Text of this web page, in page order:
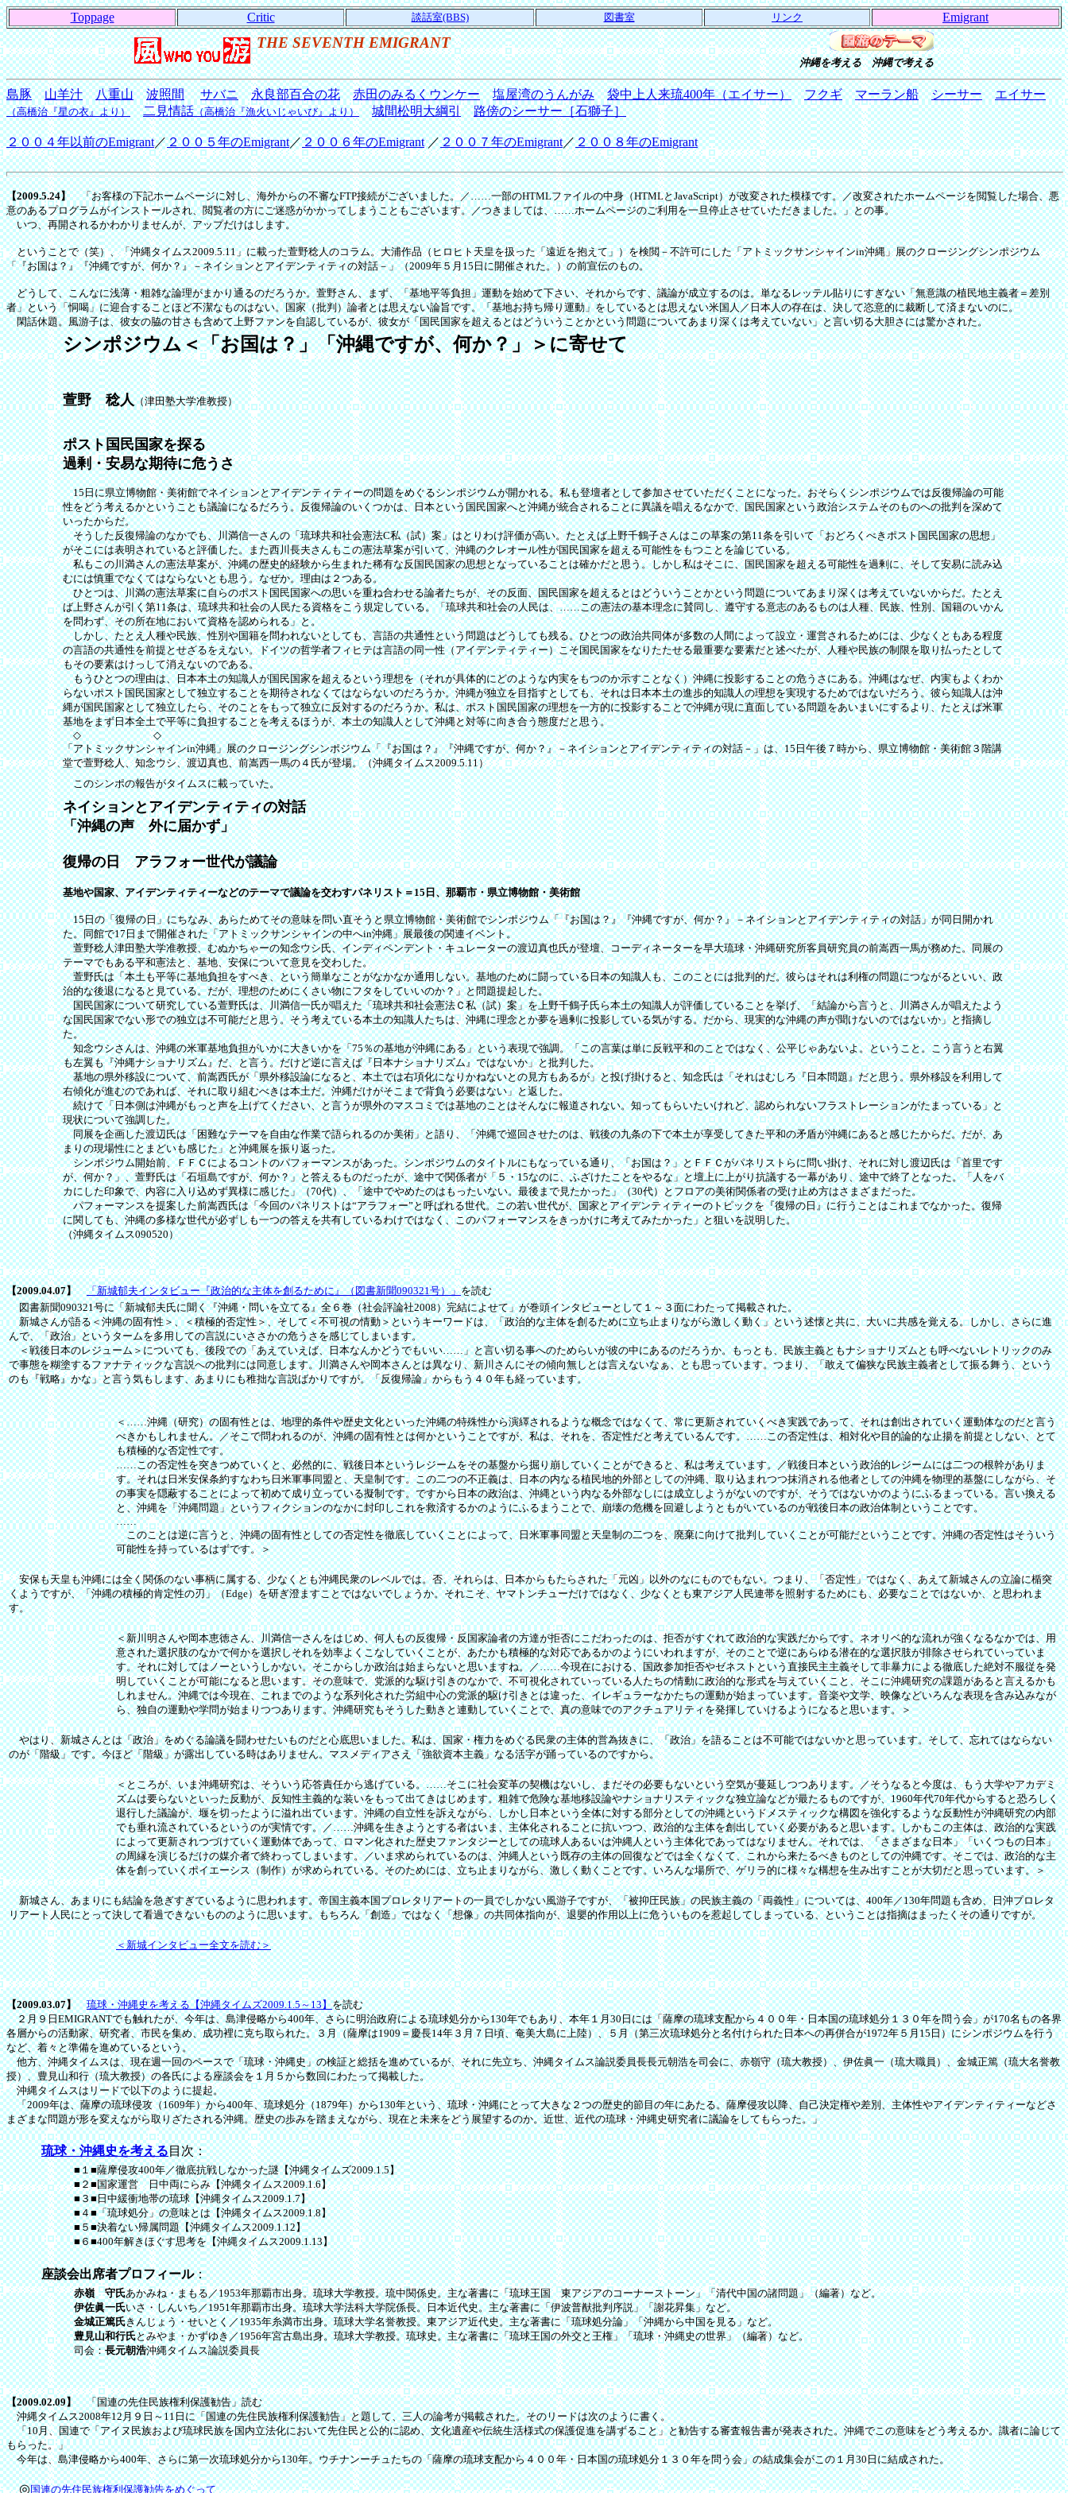
Toppage Critic 談話室(BBS) 図書室 リンク Emigrant
THE SEVENTH EMIGRANT
沖縄を考える 沖縄で考える
島豚 山羊汁 八重山 波照間 サバニ 永良部百合の花 赤田のみるくウンケー 塩屋湾のうんがみ 袋中上人来琉400年（エイサー） フクギ マーラン船 シーサー エイサー
（高橋治『星の衣』より） 二見情話（高橋治『漁火いじゃいび』より） 城間松明大綱引 路傍のシーサー［石獅子］
２００４年以前のEmigrant／２００５年のEmigrant／２００６年のEmigrant／２００７年のEmigrant／２００８年のEmigrant
【2009.5.24】「お客様の下記ホームページに対し、海外からの不審なFTP接続がございました。／……一部のHTMLファイルの中身（HTMLとJavaScript）が改変された模様です。／改変されたホームページを閲覧した場合、悪
意のあるプログラムがインストールされ、閲覧者の方にご迷惑がかかってしまうこともございます。／つきましては、……ホームページのご利用を一旦停止させていただきました。」との事。
いつ、再開されるかわかりませんが、アップだけはします。
ということで（笑）、「沖縄タイムス2009.5.11」に載った萱野稔人のコラム。大浦作品（ヒロヒト天皇を扱った「遠近を抱えて」）を検閲－不許可にした「アトミックサンシャインin沖縄」展のクロージングシンポジウム
「『お国は？』『沖縄ですが、何か？』－ネイションとアイデンティティの対話－」（2009年５月15日に開催された。）の前宣伝のもの。
どうして、こんなに浅薄・粗雑な論理がまかり通るのだろうか。萱野さん、まず、「基地平等負担」運動を始めて下さい、それからです、議論が成立するのは。単なるレッテル貼りにすぎない「無意識の植民地主義者＝差別
者」という「恫喝」に迎合することほど不潔なものはない。国家（批判）論者とは思えない論旨です。「基地お持ち帰り運動」をしているとは思えない米国人／日本人の存在は、決して恣意的に裁断して済まないのに。
閑話休題。風游子は、彼女の脇の甘さも含めて上野ファンを自認しているが、彼女が「国民国家を超えるとはどういうことかという問題についてあまり深くは考えていない」と言い切る大胆さには驚かされた。
シンポジウム＜「お国は？」「沖縄ですが、何か？」＞に寄せて
萱野 稔人（津田塾大学准教授）
ポスト国民国家を探る
過剰・安易な期待に危うさ
15日に県立博物館・美術館でネイションとアイデンティティーの問題をめぐるシンポジウムが開かれる。私も登壇者として参加させていただくことになった。おそらくシンポジウムでは反復帰論の可能
性をどう考えるかということも議論になるだろう。反復帰論のいくつかは、日本という国民国家へと沖縄が統合されることに異議を唱えるなかで、国民国家という政治システムそのものへの批判を深めて
いったからだ。
そうした反復帰論のなかでも、川満信一さんの「琉球共和社会憲法C私（試）案」はとりわけ評価が高い。たとえば上野千鶴子さんはこの草案の第11条を引いて「おどろくべきポスト国民国家の思想」
がそこには表明されていると評価した。また西川長夫さんもこの憲法草案が引いて、沖縄のクレオール性が国民国家を超える可能性をもつことを論じている。
私もこの川満さんの憲法草案が、沖縄の歴史的経験から生まれた稀有な反国民国家の思想となっていることは確かだと思う。しかし私はそこに、国民国家を超える可能性を過剰に、そして安易に読み込
むには慎重でなくてはならないとも思う。なぜか。理由は２つある。
ひとつは、川満の憲法草案に自らのポスト国民国家への思いを重ね合わせる論者たちが、その反面、国民国家を超えるとはどういうことかという問題についてあまり深くは考えていないからだ。たとえ
ば上野さんが引く第11条は、琉球共和社会の人民たる資格をこう規定している。「琉球共和社会の人民は、……この憲法の基本理念に賛同し、遵守する意志のあるものは人種、民族、性別、国籍のいかん
を問わず、その所在地において資格を認められる」と。
しかし、たとえ人種や民族、性別や国籍を問われないとしても、言語の共通性という問題はどうしても残る。ひとつの政治共同体が多数の人間によって設立・運営されるためには、少なくともある程度
の言語の共通性を前提とせざるをえない。ドイツの哲学者フィヒテは言語の同一性（アイデンティティー）こそ国民国家をなりたたせる最重要な要素だと述べたが、人種や民族の制限を取り払ったとして
もその要素はけっして消えないのである。
もうひとつの理由は、日本本土の知識人が国民国家を超えるという理想を（それが具体的にどのような内実をもつのか示すことなく）沖縄に投影することの危うさにある。沖縄はなぜ、内実もよくわか
らないポスト国民国家として独立することを期待されなくてはならないのだろうか。沖縄が独立を目指すとしても、それは日本本土の進歩的知識人の理想を実現するためではないだろう。彼ら知識人は沖
縄が国民国家として独立したら、そのことをもって独立に反対するのだろうか。私は、ポスト国民国家の理想を一方的に投影することで沖縄が現に直面している問題をあいまいにするより、たとえば米軍
基地をまず日本全土で平等に負担することを考えるほうが、本土の知識人として沖縄と対等に向き合う態度だと思う。
◇ ◇
「アトミックサンシャインin沖縄」展のクロージングシンポジウム「『お国は？』『沖縄ですが、何か？』－ネイションとアイデンティティの対話－」は、15日午後７時から、県立博物館・美術館３階講
堂で萱野稔人、知念ウシ、渡辺真也、前嵩西一馬の４氏が登場。（沖縄タイムス2009.5.11）
このシンポの報告がタイムスに載っていた。
ネイションとアイデンティティの対話
「沖縄の声 外に届かず」
復帰の日 アラフォー世代が議論
基地や国家、アイデンティティーなどのテーマで議論を交わすパネリスト＝15日、那覇市・県立博物館・美術館
15日の「復帰の日」にちなみ、あらためてその意味を問い直そうと県立博物館・美術館でシンポジウム「『お国は？』『沖縄ですが、何か？』－ネイションとアイデンティティの対話」が同日開かれ
た。同館で17日まで開催された「アトミックサンシャインの中へin沖縄」展最後の関連イベント。
萱野稔人津田塾大学准教授、むぬかちゃーの知念ウシ氏、インディペンデント・キュレーターの渡辺真也氏が登壇、コーディネーターを早大琉球・沖縄研究所客員研究員の前嵩西一馬が務めた。同展の
テーマでもある平和憲法と、基地、安保について意見を交わした。
萱野氏は「本土も平等に基地負担をすべき、という簡単なことがなかなか通用しない。基地のために闘っている日本の知識人も、このことには批判的だ。彼らはそれは利権の問題につながるといい、政
治的な後退になると見ている。だが、理想のためにくさい物にフタをしていいのか？」と問題提起した。
国民国家について研究している萱野氏は、川満信一氏が唱えた「琉球共和社会憲法Ｃ私（試）案」を上野千鶴子氏ら本土の知識人が評価していることを挙げ、「結論から言うと、川満さんが唱えたよう
な国民国家でない形での独立は不可能だと思う。そう考えている本土の知識人たちは、沖縄に理念とか夢を過剰に投影している気がする。だから、現実的な沖縄の声が聞けないのではないか」と指摘し
た。
知念ウシさんは、沖縄の米軍基地負担がいかに大きいかを「75％の基地が沖縄にある」という表現で強調。「この言葉は単に反戦平和のことではなく、公平じゃあないよ。ということ。こう言うと右翼
も左翼も『沖縄ナショナリズム』だ、と言う。だけど逆に言えば『日本ナショナリズム』ではないか」と批判した。
基地の県外移設について、前嵩西氏が「県外移設論になると、本土では右項化になりかねないとの見方もあるが」と投げ掛けると、知念氏は「それはむしろ『日本問題』だと思う。県外移設を利用して
右傾化が進むのであれば、それに取り組むべきは本土だ。沖縄だけがそこまで背負う必要はない」と返した。
続けて「日本側は沖縄がもっと声を上げてください、と言うが県外のマスコミでは基地のことはそんなに報道されない。知ってもらいたいけれど、認められないフラストレーションがたまっている」と
現状について強調した。
同展を企画した渡辺氏は「困難なテーマを自由な作業で語られるのか美術」と語り、「沖縄で巡回させたのは、戦後の九条の下で本土が享受してきた平和の矛盾が沖縄にあると感じたからだ。だが、あ
まりの現場性にとまどいも感じた」と沖縄展を振り返った。
シンポジウム開始前、ＦＦＣによるコントのパフォーマンスがあった。シンポジウムのタイトルにもなっている通り、「お国は？」とＦＦＣがパネリストらに問い掛け、それに対し渡辺氏は「首里です
が、何か？」、萱野氏は「石垣島ですが、何か？」と答えるものだったが、途中で関係者が「５・15なのに、ふざけたことをやるな」と壇上に上がり抗議する一幕があり、途中で終了となった。「人をバ
カにした印象で、内容に入り込めず異様に感じた」（70代）、「途中でやめたのはもったいない。最後まで見たかった」（30代）とフロアの美術関係者の受け止め方はさまざまだった。
パフォーマンスを提案した前嵩西氏は「今回のパネリストは“アラフォー”と呼ばれる世代。この若い世代が、国家とアイデンティティーのトピックを『復帰の日』に行うことはこれまでなかった。復帰
に関しても、沖縄の多様な世代が必ずしも一つの答えを共有しているわけではなく、このパフォーマンスをきっかけに考えてみたかった」と狙いを説明した。
（沖縄タイムス090520）
【2009.04.07】 「新城郁夫インタビュー『政治的な主体を創るために』（図書新聞090321号）」を読む
図書新聞090321号に「新城郁夫氏に聞く『沖縄・問いを立てる』全６巻（社会評論社2008）完結によせて」が巻頭インタビューとして１～３面にわたって掲載された。
新城さんが語る＜沖縄の固有性＞、＜積極的否定性＞、そして＜不可視の情動＞というキーワードは、「政治的な主体を創るために立ち止まりながら激しく動く」という述懐と共に、大いに共感を覚える。しかし、さらに進
んで、「政治」というタームを多用しての言説にいささかの危うさを感じてしまいます。
＜戦後日本のレジューム＞についても、後段での「あえていえば、日本なんかどうでもいい……」と言い切る事へのためらいが彼の中にあるのだろうか。もっとも、民族主義ともナショナリズムとも呼べないレトリックのみ
で事態を糊塗するファナティックな言説への批判には同意します。川満さんや岡本さんとは異なり、新川さんにその傾向無しとは言えないなぁ、とも思っています。つまり、「敢えて偏狭な民族主義者として振る舞う、という
のも『戦略』かな」と言う気もします、あまりにも稚拙な言説ばかりですが。「反復帰論」からもう４０年も経っています。
＜……沖縄（研究）の固有性とは、地理的条件や歴史文化といった沖縄の特殊性から演繹されるような概念ではなくて、常に更新されていくべき実践であって、それは創出されていく運動体なのだと言う
べきかもしれません。／そこで問われるのが、沖縄の固有性とは何かということですが、私は、それを、否定性だと考えているんです。……この否定性は、相対化や目的論的な止揚を前提としない、とて
も積極的な否定性です。
……この否定性を突きつめていくと、必然的に、戦後日本というレジームをその基盤から掘り崩していくことができると、私は考えています。／戦後日本という政治的レジームには二つの根幹がありま
す。それは日米安保条約すなわち日米軍事同盟と、天皇制です。この二つの不正義は、日本の内なる植民地的外部としての沖縄、取り込まれつつ抹消される他者としての沖縄を物理的基盤にしながら、そ
の事実を隠蔽することによって初めて成り立っている擬制です。ですから日本の政治は、沖縄という内なる外部なしには成立しようがないのですが、そうではないかのようにふるまっている。言い換える
と、沖縄を「沖縄問題」というフィクションのなかに封印しこれを救済するかのようにふるまうことで、崩壊の危機を回避しようともがいているのが戦後日本の政治体制ということです。
……
このことは逆に言うと、沖縄の固有性としての否定性を徹底していくことによって、日米軍事同盟と天皇制の二つを、廃棄に向けて批判していくことが可能だということです。沖縄の否定性はそういう
可能性を持っているはずです。＞
安保も天皇も沖縄には全く関係のない事柄に属する、少なくとも沖縄民衆のレベルでは。否、それらは、日本からもたらされた「元凶」以外のなにものでもない。つまり、「否定性」ではなく、あえて新城さんの立論に楯突
くようですが、「沖縄の積極的肯定性の刃」（Edge）を研ぎ澄ますことではないでしょうか。それこそ、ヤマトンチューだけではなく、少なくとも東アジア人民連帯を照射するためにも、必要なことではないか、と思われま
す。
＜新川明さんや岡本恵徳さん、川満信一さんをはじめ、何人もの反復帰・反国家論者の方達が拒否にこだわったのは、拒否がすぐれて政治的な実践だからです。ネオリベ的な流れが強くなるなかでは、用
意された選択肢のなかで何かを選択しそれを効率よくこなしていくことが、あたかも積極的な対応であるかのようにいわれますが、そのことで逆にあらゆる潜在的な選択肢が排除させられていっていま
す。それに対してはノーというしかない。そこからしか政治は始まらないと思いますね。／……今現在における、国政参加拒否やゼネストという直接民主主義そして非暴力による徹底した絶対不服従を発
明していくことが可能になると思います。その意味で、党派的な駆け引きのなかで、不可視化されていっている人たちの情動に政治的な形式を与えていくこと、そこに沖縄研究の課題があると言えるかも
しれません。沖縄では今現在、これまでのような系列化された労組中心の党派的駆け引きとは違った、イレギュラーなかたちの運動が始まっています。音楽や文学、映像などいろんな表現を含み込みなが
ら、独自の運動や学問が始まりつつあります。沖縄研究もそうした動きと連動していくことで、真の意味でのアクチュアリティを発揮していけるようになると思います。＞
やはり、新城さんとは「政治」をめぐる論議を闘わせたいものだと心底思いました。私は、国家・権力をめぐる民衆の主体的営為抜きに、「政治」を語ることは不可能ではないかと思っています。そして、忘れてはならない
のが「階級」です。今ほど「階級」が露出している時はありません。マスメディアさえ「強欲資本主義」なる活字が踊っているのですから。
＜ところが、いま沖縄研究は、そういう応答責任から逃げている。……そこに社会変革の契機はないし、まだその必要もないという空気が蔓延しつつあります。／そうなると今度は、もう大学やアカデミ
ズムは要らないといった反動が、反知性主義的な装いをもって出てきはじめます。粗雑で危険な基地移設論やナショナリスティックな独立論などが最たるものですが、1960年代70年代からすると恐ろしく
退行した議論が、堰を切ったように溢れ出ています。沖縄の自立性を訴えながら、しかし日本という全体に対する部分としての沖縄というドメスティックな構図を強化するような反動性が沖縄研究の内部
でも垂れ流されているというのが実情です。／……沖縄を生きようとする者はいま、主体化されることに抗いつつ、政治的な主体を創出していく必要があると思います。しかもこの主体は、政治的な実践
によって更新されつづけていく運動体であって、ロマン化された歴史ファンタジーとしての琉球人あるいは沖縄人という主体化であってはなりません。それでは、「さまざまな日本」「いくつもの日本」
の周縁を演じるだけの媒介者で終わってしまいます。／いま求められているのは、沖縄人という既存の主体の回復などでは全くなくて、これから来たるべきものとしての沖縄です。そこでは、政治的な主
体を創っていくポイエーシス（制作）が求められている。そのためには、立ち止まりながら、激しく動くことです。いろんな場所で、ゲリラ的に様々な構想を生み出すことが大切だと思っています。＞
新城さん、あまりにも結論を急ぎすぎているように思われます。帝国主義本国プロレタリアートの一員でしかない風游子ですが、「被抑圧民族」の民族主義の「両義性」については、400年／130年問題も含め、日沖プロレタ
リアート人民にとって決して看過できないもののように思います。もちろん「創造」ではなく「想像」の共同体指向が、退嬰的作用以上に危ういものを惹起してしまっている、ということは指摘はまったくその通りですが。
＜新城インタビュー全文を読む＞
【2009.03.07】 琉球・沖縄史を考える【沖縄タイムズ2009.1.5～13】を読む
２月９日EMIGRANTでも触れたが、今年は、島津侵略から400年、さらに明治政府による琉球処分から130年でもあり、本年１月30日には「薩摩の琉球支配から４００年・日本国の琉球処分１３０年を問う会」が170名もの各界
各層からの活動家、研究者、市民を集め、成功裡に克ち取られた。３月（薩摩は1909＝慶長14年３月７日頃、奄美大島に上陸）、５月（第三次琉球処分と名付けられた日本への再併合が1972年５月15日）にシンポジウムを行う
など、着々と準備を進めているという。
他方、沖縄タイムスは、現在週一回のペースで「琉球・沖縄史」の検証と総括を進めているが、それに先立ち、沖縄タイムス論説委員長長元朝浩を司会に、赤嶺守（琉大教授）、伊佐眞一（琉大職員）、金城正篤（琉大名誉教
授）、豊見山和行（琉大教授）の各氏による座談会を１月５から数回にわたって掲載した。
沖縄タイムスはリードで以下のように提起。
「2009年は、薩摩の琉球侵攻（1609年）から400年、琉球処分（1879年）から130年という、琉球・沖縄にとって大きな２つの歴史的節目の年にあたる。薩摩侵攻以降、自己決定権や差別、主体性やアイデンティティーなどさ
まざまな問題が形を変えながら取りざたされる沖縄。歴史の歩みを踏まえながら、現在と未来をどう展望するのか。近世、近代の琉球・沖縄史研究者に議論をしてもらった。」
琉球・沖縄史を考える目次：
■１■薩摩侵攻400年／徹底抗戦しなかった謎【沖縄タイムズ2009.1.5】
■２■国家運営 日中両にらみ【沖縄タイムス2009.1.6】
■３■日中緩衝地帯の琉球【沖縄タイムス2009.1.7】
■４■「琉球処分」の意味とは【沖縄タイムス2009.1.8】
■５■決着ない帰属問題【沖縄タイムス2009.1.12】
■６■400年解きほぐす思考を【沖縄タイムス2009.1.13】
座談会出席者プロフィール：
赤嶺 守氏あかみね・まもる／1953年那覇市出身。琉球大学教授。琉中関係史。主な著書に「琉球王国 東アジアのコーナーストーン」「清代中国の諸問題」（編著）など。
伊佐眞一氏いさ・しんいち／1951年那覇市出身。琉球大学法科大学院係長。日本近代史。主な著書に「伊波普猷批判序説」「謝花昇集」など。
金城正篤氏きんじょう・せいとく／1935年糸満市出身。琉球大学名誉教授。東アジア近代史。主な著書に「琉球処分論」「沖縄から中国を見る」など。
豊見山和行氏とみやま・かずゆき／1956年宮古島出身。琉球大学教授。琉球史。主な著書に「琉球王国の外交と王権」「琉球・沖縄史の世界」（編著）など。
司会：長元朝浩沖縄タイムス論説委員長
【2009.02.09】「国連の先住民族権利保護勧告」読む
沖縄タイムス2008年12月９日～11日に「国連の先住民族権利保護勧告」と題して、三人の論考が掲載された。そのリードは次のように書く。
「10月、国連で「アイヌ民族および琉球民族を国内立法化において先住民と公的に認め、文化遺産や伝統生活様式の保護促進を講ずること」と勧告する審査報告書が発表された。沖縄でこの意味をどう考えるか。識者に論じて
もらった。」
今年は、島津侵略から400年、さらに第一次琉球処分から130年。ウチナンーチュたちの「薩摩の琉球支配から４００年・日本国の琉球処分１３０年を問う会」の結成集会がこの１月30日に結成された。
◎国連の先住民族権利保護勧告をめぐって